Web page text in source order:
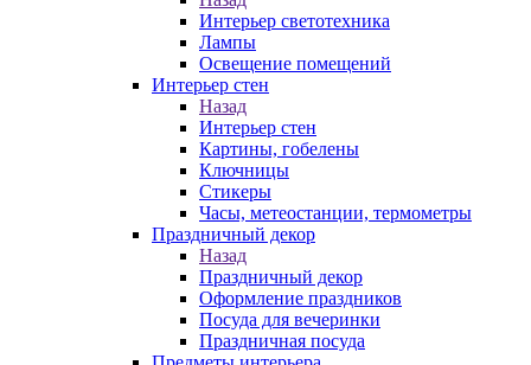
Интерьер светотехника
Лампы
Освещение помещений
Интерьер стен
Назад
Интерьер стен
Картины, гобелены
Ключницы
Стикеры
Часы, метеостанции, термометры
Праздничный декор
Назад
Праздничный декор
Оформление праздников
Посуда для вечеринки
Праздничная посуда